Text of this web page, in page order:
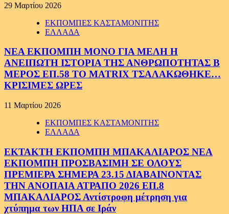
29 Μαρτίου 2026
ΕΚΠΟΜΠΕΣ ΚΑΣΤΑΜΟΝΙΤΗΣ
ΕΛΛΑΔΑ
ΝΕΑ ΕΚΠΟΜΠΗ ΜΟΝΟ ΓΙΑ ΜΕΛΗ Η
ΑΝΕΙΠΩΤΗ ΙΣΤΟΡΙΑ ΤΗΣ ΑΝΘΡΩΠΟΤΗΤΑΣ Β
ΜΕΡΟΣ ΕΠ.58 ΤΟ MATRIX ΤΣΑΛΑΚΩΘΗΚΕ…
ΚΡΙΣΙΜΕΣ ΩΡΕΣ
11 Μαρτίου 2026
ΕΚΠΟΜΠΕΣ ΚΑΣΤΑΜΟΝΙΤΗΣ
ΕΛΛΑΔΑ
ΕΚΤΑΚΤΗ ΕΚΠΟΜΠΗ ΜΠΑΚΑΛΙΑΡΟΣ ΝΕΑ
ΕΚΠΟΜΠΗ ΠΡΟΣΒΑΣΙΜΗ ΣΕ ΟΛΟΥΣ
ΠΡΕΜΙΕΡΑ ΣΗΜΕΡΑ 23.15 ΔΙΑΒΑΙΝΟΝΤΑΣ
ΤΗΝ ΑΝΟΠΑΙΑ ΑΤΡΑΠΟ 2026 ΕΠ.8
ΜΠΑΚΑΛΙΑΡΟΣ Αντίστροφη μέτρηση για
χτύπημα των ΗΠΑ σε Ιράν